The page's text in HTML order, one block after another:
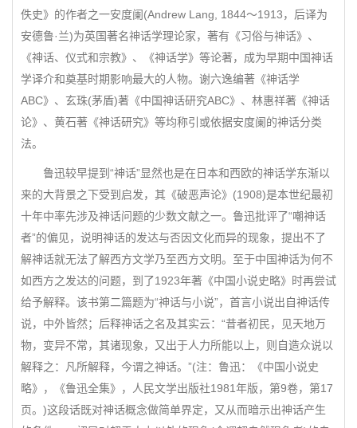
佚史》的作者之一安度阑(Andrew Lang, 1844～1913，后译为
安德鲁·兰)为英国著名神话学理论家，著有《习俗与神话》、
《神话、仪式和宗教》、《神话学》等论著，成为早期中国神话
学译介和奠基时期影响最大的人物。谢六逸编著《神话学
ABC》、玄珠(茅盾)著《中国神话研究ABC》、林惠祥著《神话
论》、黄石著《神话研究》等均称引或依据安度阑的神话分类
法。
鲁迅较早提到“神话”显然也是在日本和西欧的神话学东渐以
来的大背景之下受到启发，其《破恶声论》(1908)是本世纪最初
十年中率先涉及神话问题的少数文献之一。鲁迅批评了“嘲神话
者”的偏见，说明神话的发达与否因文化而异的现象，提出不了
解神话就无法了解西方文学乃至西方文明。至于中国神话为何不
如西方之发达的问题，到了1923年著《中国小说史略》时再尝试
给予解释。该书第二篇题为“神话与小说”，首言小说出自神话传
说，中外皆然；后释神话之名及其实云：“昔者初民，见天地万
物，变异不常，其诸现象，又出于人力所能以上，则自造众说以
解释之：凡所解释，今谓之神话。”(注：鲁迅：《中国小说史
略》，《鲁迅全集》，人民文学出版社1981年版，第9卷，第17
页。)这段话既对神话概念做简单界定，又从而暗示出神话产生